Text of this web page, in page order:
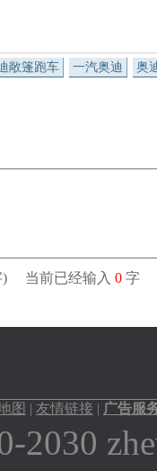
敞篷跑车 一汽奥迪 奥
图 | 友情链接 | 广告服
2030